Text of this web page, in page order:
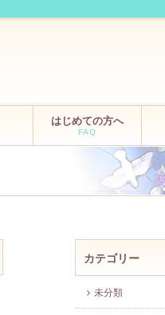
はじめての方へ
FAQ
カテゴリー
未分類